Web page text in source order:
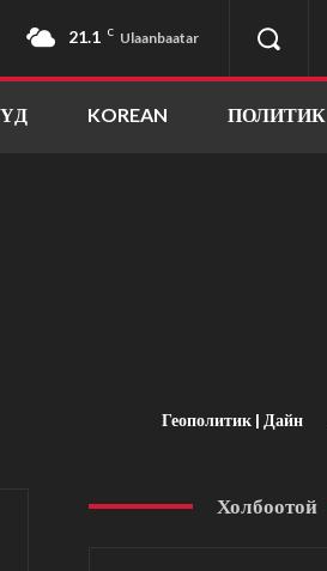
21.1 C Ulaanbaatar
KOREAN ПОЛИТИК
Геополитик | Дайн
Холбоотой